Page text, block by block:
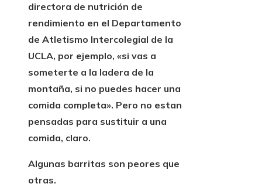
directora de nutrición de
rendimiento en el Departamento
de Atletismo Intercolegial de la
UCLA, por ejemplo, «si vas a
someterte a la ladera de la
montaña, si no puedes hacer una
comida completa». Pero no estan
pensadas para sustituir a una
comida, claro.
Algunas barritas son peores que
otras.